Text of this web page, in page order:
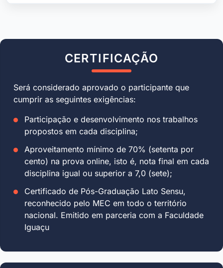
CERTIFICAÇÃO
Será considerado aprovado o participante que
cumprir as seguintes exigências:
Participação e desenvolvimento nos trabalhos
propostos em cada disciplina;
Aproveitamento mínimo de 70% (setenta por
cento) na prova online, isto é, nota final em cada
disciplina igual ou superior a 7,0 (sete);
Certificado de Pós-Graduação Lato Sensu,
reconhecido pelo MEC em todo o território
nacional. Emitido em parceria com a Faculdade
Iguaçu